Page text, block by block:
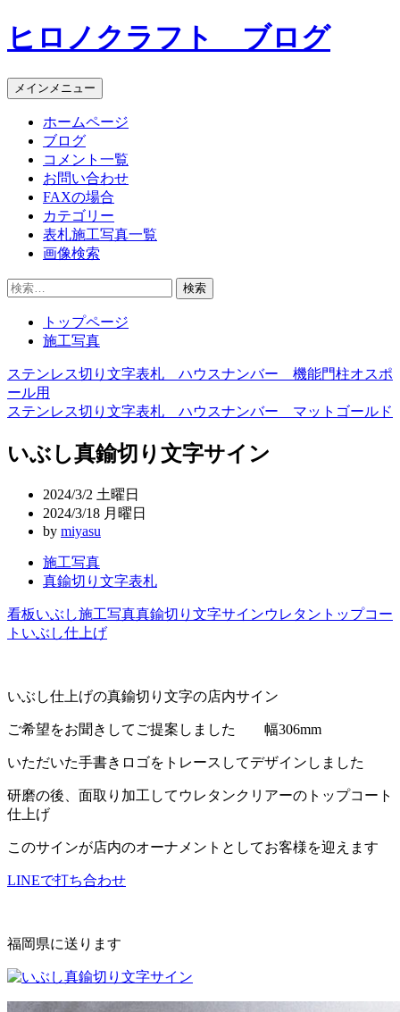
コ
ン
ン
ツ
ヒロノクラフト ブログ
メインメニュー
ホームページ
ブログ
コメント一覧
お問い合わせ
FAXの場合
カテゴリー
表札施工写真一覧
画像検索
検
トップページ
施工写真
投
稿
ビ
ン
ステンレス切り文字表札 ハウスナンバー 機能門柱オスポ
ール用
ステンレス切り文字表札 ハウスナンバー マットゴールド
いぶし真鍮切り文字サイン
2024/3/2 土曜日
2024/3/18 月曜日
by miyasu
施工写真
真鍮切り文字表札
看板いぶし施工写真真鍮切り文字サインウレタントップコー
ト いぶし仕上げ
いぶし仕上げの真鍮切り文字の店内サイン
ご希望をお聞きしてご提案しました 幅306mm
いただいた手書きロゴをトレースしてデザインしました
研磨の後、面取り加工してウレタンクリアーのトップコート
仕上げ
このサインが店内のオーナメントとしてお客様を迎えます
LINEで打ち合わせ
福岡県に送ります